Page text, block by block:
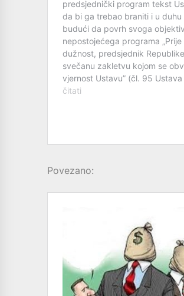
Povezano: